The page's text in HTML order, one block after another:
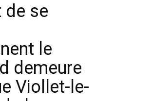
de se
le
demeure
Viollet-le-